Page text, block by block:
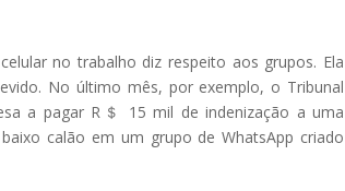
no trabalho diz respeito aos grupos. Ela
No último mês, por exemplo, o Tribunal
a pagar R＄ 15 mil de indenização a uma
calão em um grupo de WhatsApp criado